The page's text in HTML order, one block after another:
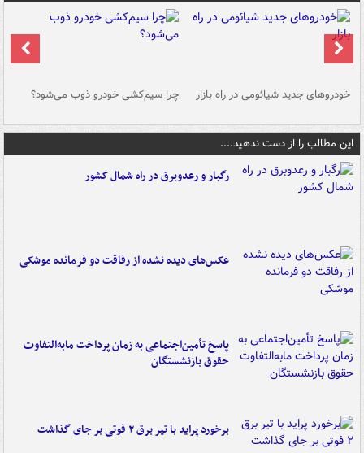
خودروهای جدید شیائومی در راه بازار چرا سیم‌کشی خودرو ذوب می‌شود؟
این مطالب را از دست ندهید....
رگبار و رعدوبرق در راه شمال کشور
عکس‌های دیده نشده از رفاقت دو فرمانده‌ موشکی
پاسخ تأمین‌اجتماعی به زمان پرداخت مابه‌التفاوت
حقوق بازنشستگان
برخورد پراید با تیر برق ۲ فوتی بر جای گذاشت